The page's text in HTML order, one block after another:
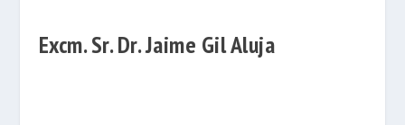
Excm. Sr. Dr. Jaime Gil Aluja